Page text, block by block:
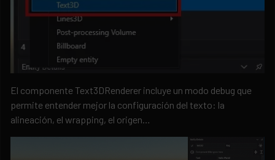
El componente Text3DRenderer incluye un modo debug que
permite entender mejor la configuración del texto: la
alineación, el wrapping, el origen…